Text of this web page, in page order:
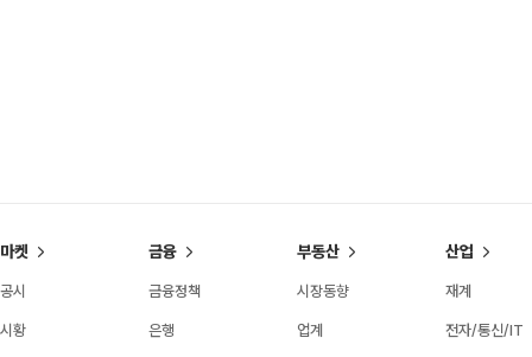
마켓
공시
시황
금융
금융정책
은행
부동산
시장동향
업계
산업
재계
전자/통신/IT